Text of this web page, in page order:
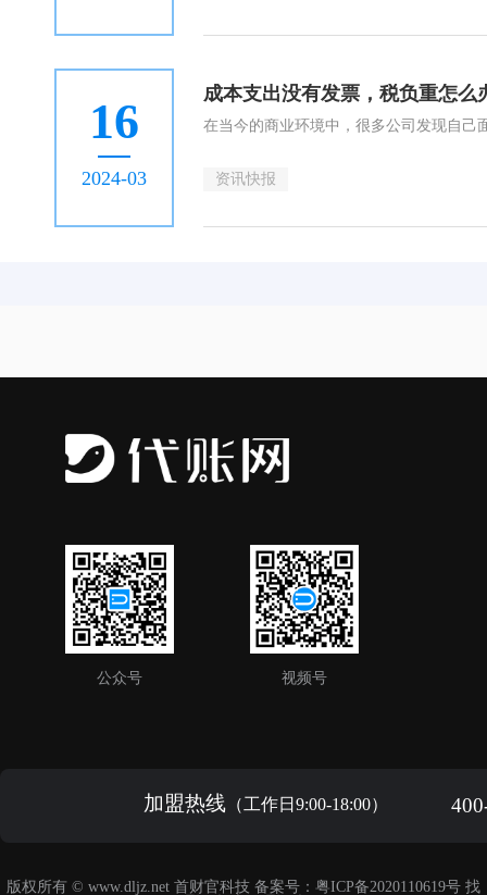
16
2024-03
成本支出没有发票，税负重怎
资讯快报
公众号 视频号
加盟热线 （工作日9:00-18:00）
版权所有 © www.dljz.net 首财官科技 备案号： 粤ICP备2020110619号 找